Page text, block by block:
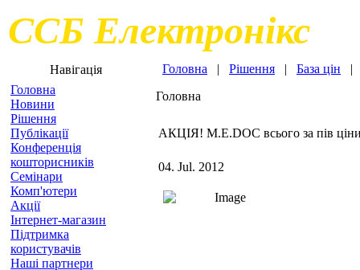
ССБ Електронікс
Навігація
Головна
Новини
Рішення
Публікації
Конференція
кошторисників
Семінари
Комп'ютери
Акції
Інтернет-магазин
Підтримка
користувачів
Наші партнери
Головна | Рішення | База цін
Головна
АКЦІЯ! M.E.DOC всього за пів
04. Jul. 2012